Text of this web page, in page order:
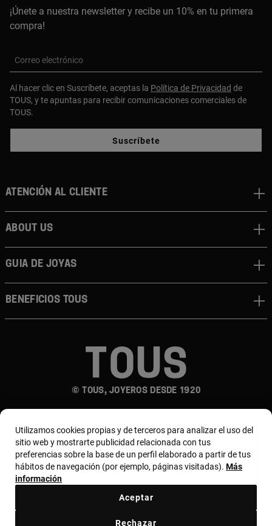
¡Únete a nuestra newsletter y recibe un 10% en tu primera
compra!
Correo electrónico
Al hacer clic en Suscríbete, aceptas la Política de Privacidad de
TOUS, y te apuntas para recibir comunicaciones comerciales de
TOUS.
Suscríbete
© TOUS, JOYEROS DESDE 1920
Atención al cliente
About us
Guia de joyas
Beneficios TOUS
País y moneda:
Euro
Utilizamos cookies propias y de terceros para analizar el uso del
sitio web y mostrarte publicidad relacionada con tus
preferencias sobre la base de un perfil elaborado a partir de tus
hábitos de navegación (por ejemplo, páginas visitadas). Más
información
Rechazar
Aceptar